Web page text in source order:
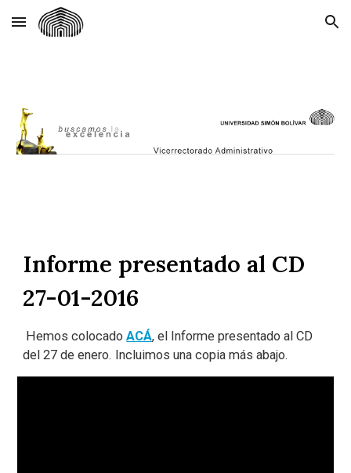
Skip to main content Skip to navigation
Informe presentado al CD
27-01-2016
Hemos colocadoACÁ, el Informe presentado al CD
del 27 de enero. Incluimos una copia más abajo.